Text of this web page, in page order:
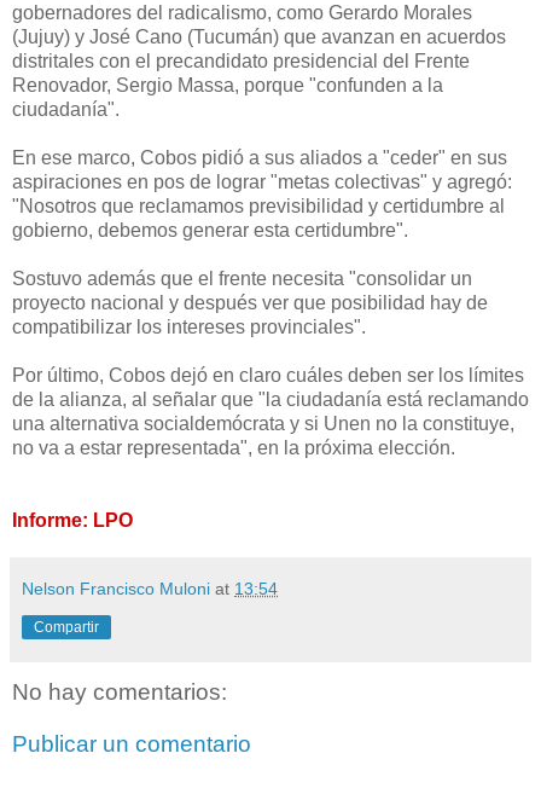
gobernadores del radicalismo, como Gerardo Morales
(Jujuy) y José Cano (Tucumán) que avanzan en acuerdos
distritales con el precandidato presidencial del Frente
Renovador, Sergio Massa, porque "confunden a la
ciudadanía".
En ese marco, Cobos pidió a sus aliados a "ceder" en sus
aspiraciones en pos de lograr "metas colectivas" y agregó:
"Nosotros que reclamamos previsibilidad y certidumbre al
gobierno, debemos generar esta certidumbre".
Sostuvo además que el frente necesita "consolidar un
proyecto nacional y después ver que posibilidad hay de
compatibilizar los intereses provinciales".
Por último, Cobos dejó en claro cuáles deben ser los límites
de la alianza, al señalar que "la ciudadanía está reclamando
una alternativa socialdemócrata y si Unen no la constituye,
no va a estar representada", en la próxima elección.
Informe: LPO
Nelson Francisco Muloni at 13:54
Compartir
No hay comentarios:
Publicar un comentario